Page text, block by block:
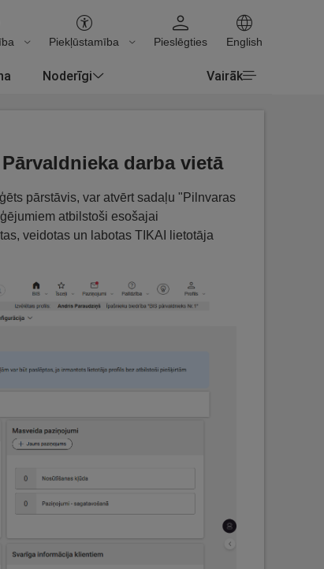
Piekļūstamība Pieslēgties English
Noderīgi Vairāk
darba vietā
pārstāvis, var atvērt sadaļu "Pilnvaras
atbilstoši esošajai
veidotas un labotas TIKAI lietotāja